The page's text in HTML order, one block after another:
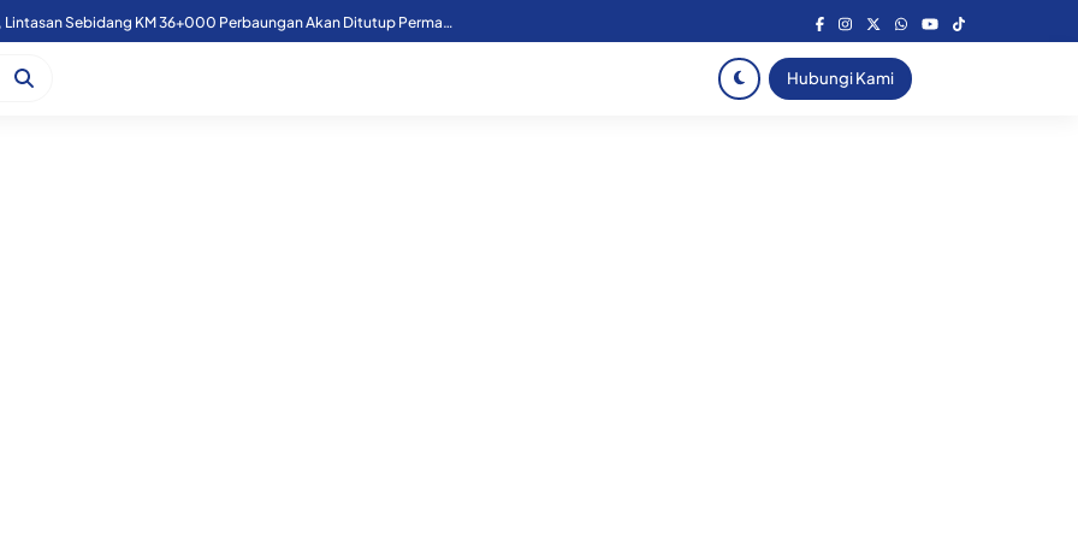
Atasi Laka Kereta Api, Lintasan Sebidang KM 36+000 Perbaungan Akan Ditutup Permanen
Hubungi Kami